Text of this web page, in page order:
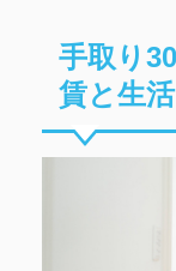
手取り
賃と生